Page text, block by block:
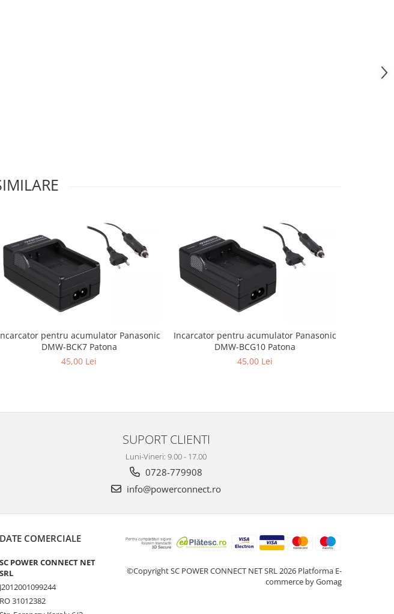
pentru acumulator Panasonic
DMW-BCK7 Patona
45,00 Lei
Incarcator pentru acumulator Panasonic
DMW-BCG10 Patona
45,00 Lei
SUPORT CLIENTI
Luni-Vineri: 9.00 - 17.00
0728-779908
info@powerconnect.ro
DATE COMERCIALE
SC POWER CONNECT NET
SRL
J2012001099244
RO 31012382
©Copyright SC POWER CONNECT NET SRL 2026 Platforma E-
commerce by Gomag